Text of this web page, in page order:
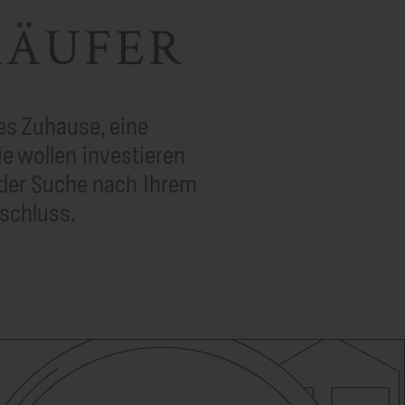
Zuhause, eine
wollen investieren
Suche nach Ihrem